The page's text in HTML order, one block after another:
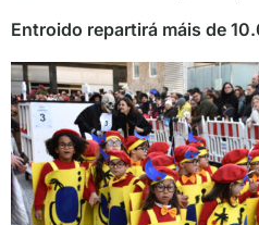
Entroido repartirá máis de